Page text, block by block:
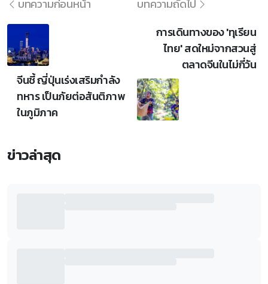
บทความก่อนหน้า
จีนชี้ ญี่ปุ่นเร่งเสริมกำลัง
ทหาร เป็นภัยต่อสันติภาพ
ในภูมิภาค
บทความถัดไป
การเดินทางของ 'ทุเรียน
ไทย' สดใหม่จากสวนสู่
ตลาดจีนในไม่กี่วัน
ข่าวล่าสุด